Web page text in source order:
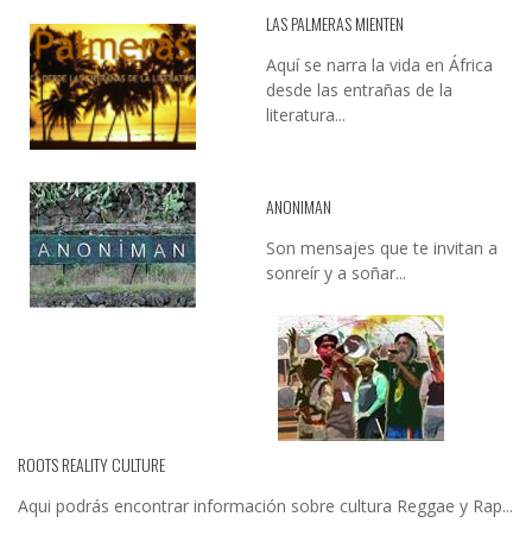
LAS PALMERAS MIENTEN
Aquí se narra la vida en África
desde las entrañas de la
literatura...
ANONIMAN
Son mensajes que te invitan a
sonreír y a soñar...
ROOTS REALITY CULTURE
Aqui podrás encontrar información sobre cultura Reggae y Rap...